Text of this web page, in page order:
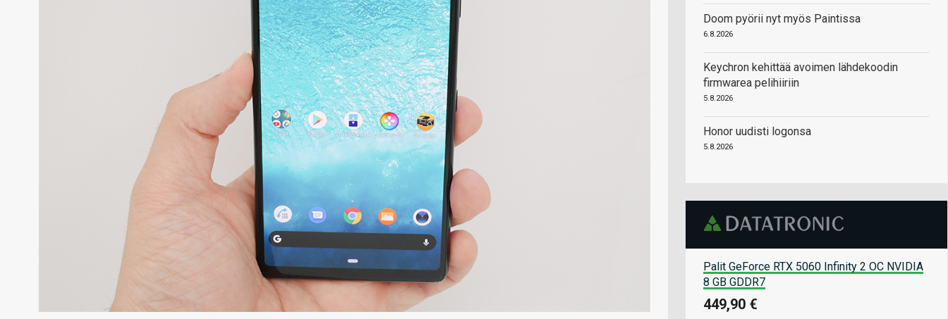
Doom pyörii nyt myös Paintissa
6.8.2026
Keychron kehittää avoimen lähdekoodin
firmwarea pelihiiriin
5.8.2026
Honor uudisti logonsa
5.8.2026
Palit GeForce RTX 5060 Infinity 2 OC NVIDIA
8 GB GDDR7
449,90 €